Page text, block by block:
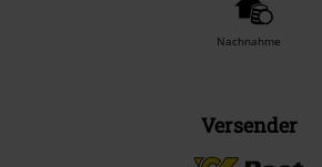
Nachnahme
Versender